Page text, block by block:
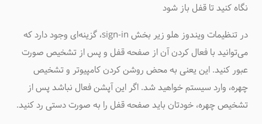
نگاه کنید تا قفل باز شود
در تنظیمات ویندوز هلو زیر بخش sign-in، گزینه‌ای وجود دارد که
می‌توانید با فعال کردن آن از صفحه قفل و پس از تشخیص صورت
عبور کنید. این یعنی به محض روشن کردن کامپیوتر و تشخیص
چهره، وارد سیستم خواهید شد. اگر این آپشن فعال نباشد پس از
تشخیص چهره، خودتان باید صفحه قفل را به صورت دستی رد کنید.